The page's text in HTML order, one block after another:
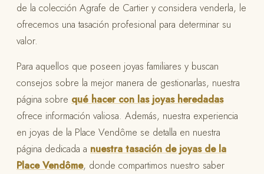
de la colección Agrafe de Cartier y considera venderla, le
ofrecemos una tasación profesional para determinar su
valor.
Para aquellos que poseen joyas familiares y buscan
consejos sobre la mejor manera de gestionarlas, nuestra
página sobre qué hacer con las joyas heredadas
ofrece información valiosa. Además, nuestra experiencia
en joyas de la Place Vendôme se detalla en nuestra
página dedicada a nuestra tasación de joyas de la
Place Vendôme, donde compartimos nuestro saber